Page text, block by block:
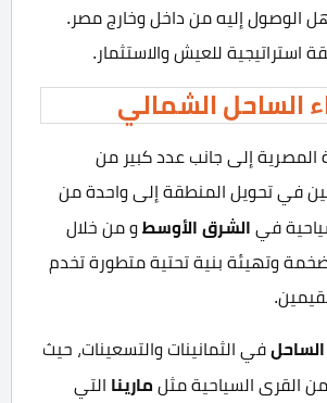
الوصول إليه من داخل وخارج مصر.
استراتيجية للعيش والاستثمار.
الساحل الشمالي
إلى جانب عدد كبير من
في تحويل المنطقة إلى واحدة من
في الشرق الأوسط و من خلال
وتهيئة بنية تحتية متطورة تخدم
في الثمانينات والتسعينات، حيث
القرى السياحية مثل مارينا التي